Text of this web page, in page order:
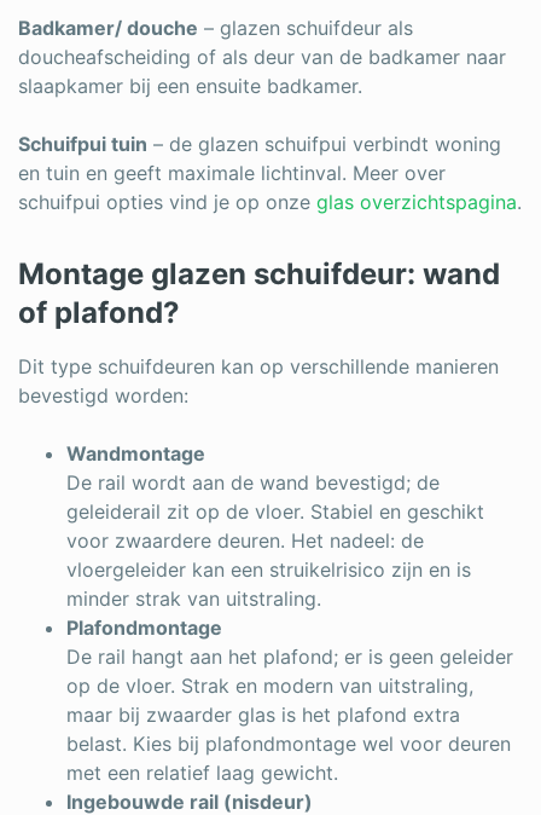
Badkamer/ douche – glazen schuifdeur als
doucheafscheiding of als deur van de badkamer naar
slaapkamer bij een ensuite badkamer.
Schuifpui tuin – de glazen schuifpui verbindt woning
en tuin en geeft maximale lichtinval. Meer over
schuifpui opties vind je op onze glas overzichtspagina.
Montage glazen schuifdeur: wand
of plafond?
Dit type schuifdeuren kan op verschillende manieren
bevestigd worden:
Wandmontage
De rail wordt aan de wand bevestigd; de
geleiderail zit op de vloer. Stabiel en geschikt
voor zwaardere deuren. Het nadeel: de
vloergeleider kan een struikelrisico zijn en is
minder strak van uitstraling.
Plafondmontage
De rail hangt aan het plafond; er is geen geleider
op de vloer. Strak en modern van uitstraling,
maar bij zwaarder glas is het plafond extra
belast. Kies bij plafondmontage wel voor deuren
met een relatief laag gewicht.
Ingebouwde rail (nisdeur)